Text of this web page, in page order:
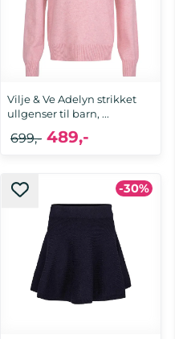
Vilje & Ve Adelyn strikket
ullgenser til barn, ...
489,-
699,-
-30%